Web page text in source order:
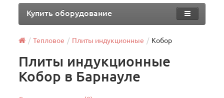
Купить оборудование
Тепловое Плиты индукционные Кобор
Плиты индукционные
Кобор в Барнауле